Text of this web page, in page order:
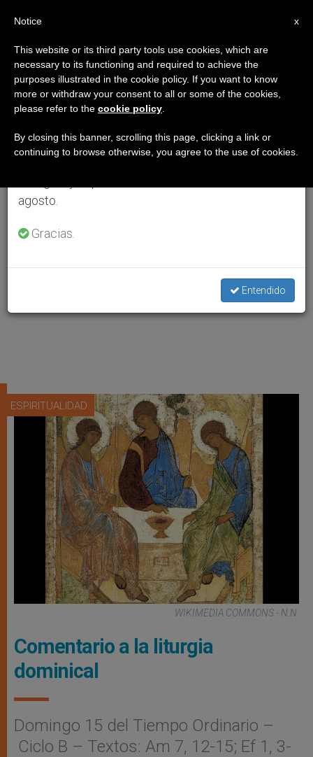
ESPIRITUALIDAD
WIKIMEDIA COMMONS - N.N.
Comentario a la liturgia
dominical
Domingo 15 del Tiempo Ordinario –
Ciclo B – Textos: Am 7, 12-15; Ef 1, 3-
×
Aviso importante
Del 27 de julio al 7 de agosto haremos la pausa
anual, aprovechando que en el periodo de verano
se generan menos informaciones y también el
agosto.
Gracias.
Entendido
x
Notice
This website or its third party tools use cookies, which are
necessary to its functioning and required to achieve the
purposes illustrated in the cookie policy. If you want to know
more or withdraw your consent to all or some of the cookies,
please refer to the cookie policy
By closing this banner, scrolling this page, clicking a link or
continuing to browse otherwise, you agree to the use of cookies.